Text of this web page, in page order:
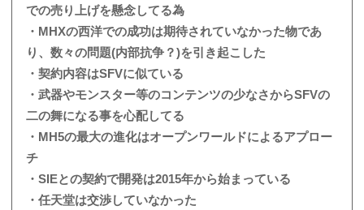
での売り上げを懸念してる為
・MHXの西洋での成功は期待されていなかった物であ
り、数々の問題(内部抗争？)を引き起こした
・契約内容はSFVに似ている
・武器やモンスター等のコンテンツの少なさからSFVの
二の舞になる事を心配してる
・MH5の最大の進化はオープンワールドによるアプロー
チ
・SIEとの契約で開発は2015年から始まっている
・任天堂は交渉していなかった